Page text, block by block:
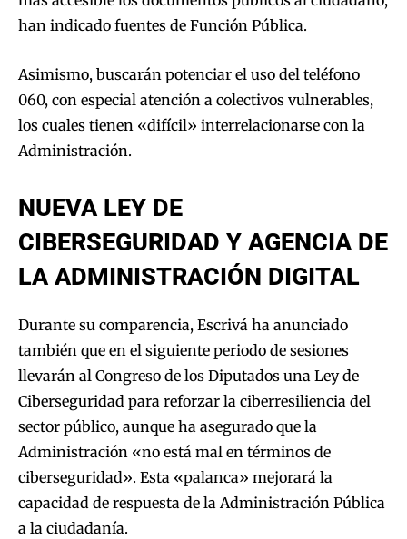
han indicado fuentes de Función Pública.
Asimismo, buscarán potenciar el uso del teléfono
060, con especial atención a colectivos vulnerables,
los cuales tienen «difícil» interrelacionarse con la
Administración.
NUEVA LEY DE
CIBERSEGURIDAD Y AGENCIA DE
LA ADMINISTRACIÓN DIGITAL
Durante su comparencia, Escrivá ha anunciado
también que en el siguiente periodo de sesiones
llevarán al Congreso de los Diputados una Ley de
Ciberseguridad para reforzar la ciberresiliencia del
sector público, aunque ha asegurado que la
Administración «no está mal en términos de
ciberseguridad». Esta «palanca» mejorará la
capacidad de respuesta de la Administración Pública
a la ciudadanía.